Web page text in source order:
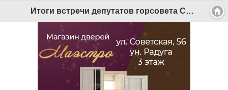
Итоги встречи депутатов горсовета Северодвинска с губернатором Архангельской области - Беломорканал Северодвинск tv29.ru